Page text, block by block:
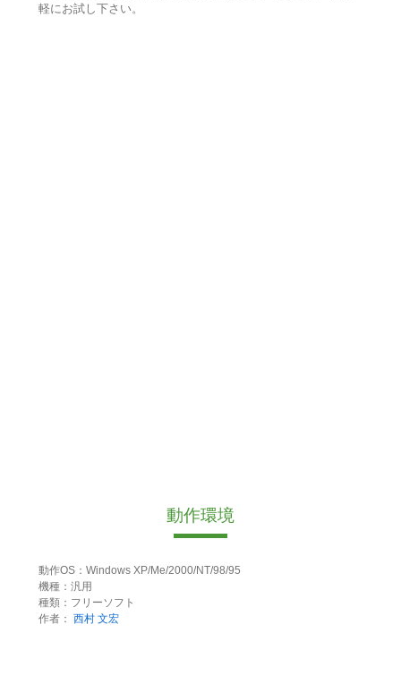
軽にお試し下さい。
動作環境
動作OS：Windows XP/Me/2000/NT/98/95
機種：汎用
種類：フリーソフト
作者： 西村 文宏